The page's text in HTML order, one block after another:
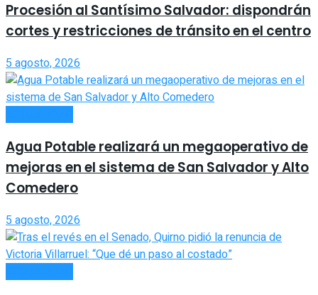
Procesión al Santísimo Salvador: dispondrán
cortes y restricciones de tránsito en el centro
5 agosto, 2026
Agua Potable realizará un megaoperativo de
mejoras en el sistema de San Salvador y Alto
Comedero
5 agosto, 2026